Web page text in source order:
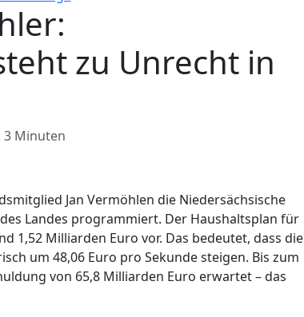
zu Unrecht in
3 Minuten
Jan Vermöhlen die Niedersächsische
Landes programmiert. Der Haushaltsplan für
1,52 Milliarden Euro vor. Das bedeutet, dass die
um 48,06 Euro pro Sekunde steigen. Bis zum
von 65,8 Milliarden Euro erwartet – das